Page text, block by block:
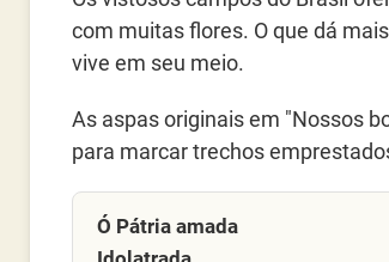
com muitas flores. O que dá
vive em seu meio.
As aspas originais em "Nossos
para marcar trechos
Ó Pátria amada